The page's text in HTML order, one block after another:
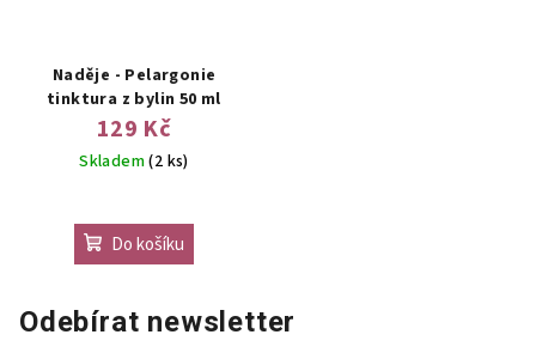
Naděje - Pelargonie
tinktura z bylin 50 ml
129 Kč
Skladem(2 ks)
Do košíku
Odebírat newsletter